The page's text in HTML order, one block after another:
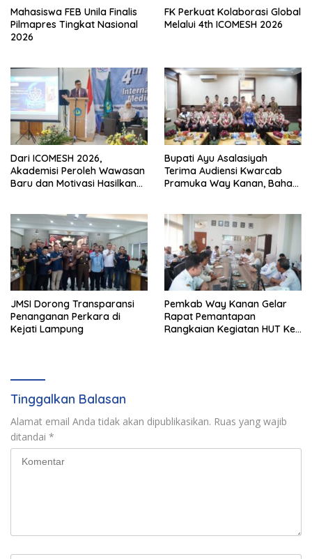
Mahasiswa FEB Unila Finalis
Pilmapres Tingkat Nasional
2026
FK Perkuat Kolaborasi Global
Melalui 4th ICOMESH 2026
Dari ICOMESH 2026,
Akademisi Peroleh Wawasan
Baru dan Motivasi Hasilkan
Bupati Ayu Asalasiyah
Terima Audiensi Kwarcab
Pramuka Way Kanan, Bahas
JMSI Dorong Transparansi
Penanganan Perkara di
Kejati Lampung
Pemkab Way Kanan Gelar
Rapat Pemantapan
Rangkaian Kegiatan HUT Ke-
Tinggalkan Balasan
Alamat email Anda tidak akan dipublikasikan. Ruas yang wajib
ditandai *